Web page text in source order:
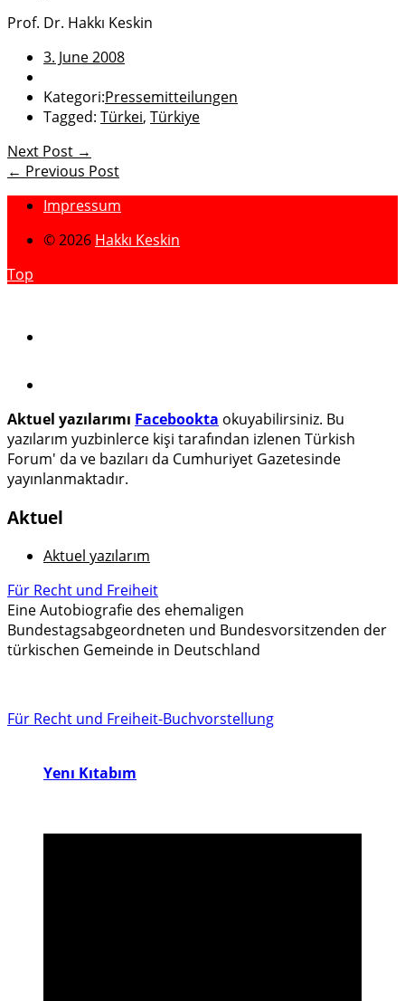
Prof. Dr. Hakkı Keskin
3. June 2008
Kategori:Pressemitteilungen
Tagged: Türkei, Türkiye
Next Post →
← Previous Post
Impressum
© 2026 Hakkı Keskin
Top
Aktuel yazılarımı Facebookta okuyabilirsiniz. Bu
yazılarım yuzbinlerce kişi tarafından izlenen Türkish
Forum' da ve bazıları da Cumhuriyet Gazetesinde
yayınlanmaktadır.
Aktuel
Aktuel yazılarım
Für Recht und Freiheit
Eine Autobiografie des ehemaligen
Bundestagsabgeordneten und Bundesvorsitzenden der
türkischen Gemeinde in Deutschland
Für Recht und Freiheit-Buchvorstellung
Yenı Kıtabım